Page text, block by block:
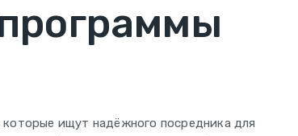
ищут надёжного посредника для